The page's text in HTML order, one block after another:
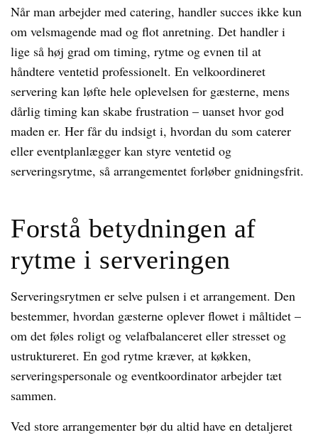
Når man arbejder med catering, handler succes ikke kun
om velsmagende mad og flot anretning. Det handler i
lige så høj grad om timing, rytme og evnen til at
håndtere ventetid professionelt. En velkoordineret
servering kan løfte hele oplevelsen for gæsterne, mens
dårlig timing kan skabe frustration – uanset hvor god
maden er. Her får du indsigt i, hvordan du som caterer
eller eventplanlægger kan styre ventetid og
serveringsrytme, så arrangementet forløber gnidningsfrit.
Forstå betydningen af
rytme i serveringen
Serveringsrytmen er selve pulsen i et arrangement. Den
bestemmer, hvordan gæsterne oplever flowet i måltidet –
om det føles roligt og velafbalanceret eller stresset og
ustruktureret. En god rytme kræver, at køkken,
serveringspersonale og eventkoordinator arbejder tæt
sammen.
Ved store arrangementer bør du altid have en detaljeret